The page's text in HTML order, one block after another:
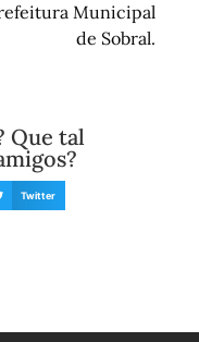
Municipal
de Sobral.
Que tal
Twitter